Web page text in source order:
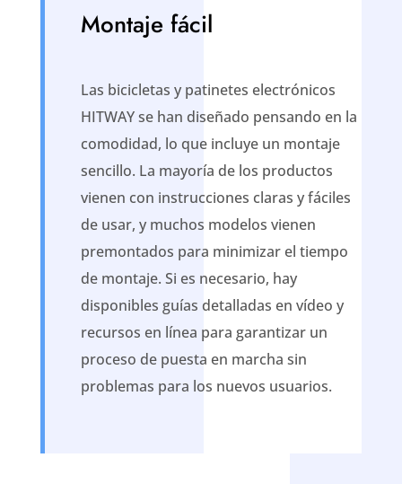
Montaje fácil
Las bicicletas y patinetes electrónicos
HITWAY se han diseñado pensando en la
comodidad, lo que incluye un montaje
sencillo. La mayoría de los productos
vienen con instrucciones claras y fáciles
de usar, y muchos modelos vienen
premontados para minimizar el tiempo
de montaje. Si es necesario, hay
disponibles guías detalladas en vídeo y
recursos en línea para garantizar un
proceso de puesta en marcha sin
problemas para los nuevos usuarios.